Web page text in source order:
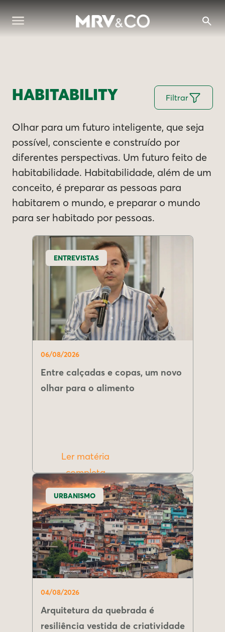
HABITABILITY Filtrar
Olhar para um futuro inteligente, que seja
possível, consciente e construído por
diferentes perspectivas. Um futuro feito de
habitabilidade. Habitabilidade, além de um
conceito, é preparar as pessoas para
habitarem o mundo, e preparar o mundo
para ser habitado por pessoas.
ENTREVISTAS
06/08/2026
Entre calçadas e copas, um novo
olhar para o alimento
Ler matéria
completa
URBANISMO
04/08/2026
Arquitetura da quebrada é
resiliência vestida de criatividade